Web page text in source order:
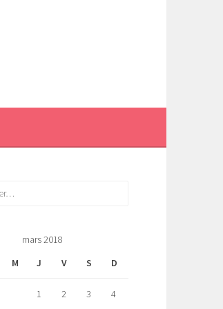
mars 2018
M J V S D
1 2 3 4